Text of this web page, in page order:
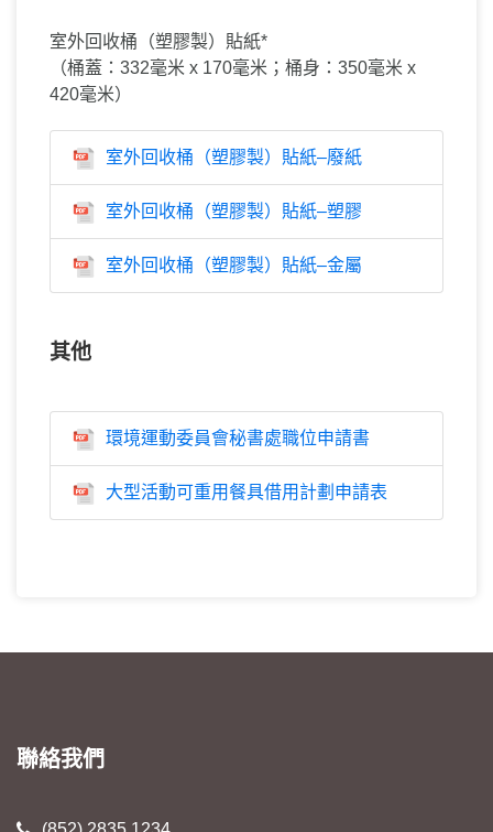
室外回收桶（塑膠製）貼紙*
（桶蓋：332毫米 x 170毫米；桶身：350毫米 x
420毫米）
室外回收桶（塑膠製）貼紙–廢紙
室外回收桶（塑膠製）貼紙–塑膠
室外回收桶（塑膠製）貼紙–金屬
其他
環境運動委員會秘書處職位申請書
大型活動可重用餐具借用計劃申請表
聯絡我們